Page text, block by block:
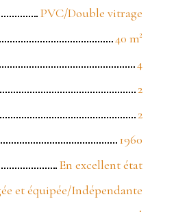
PVC/Double vitrage
40 m²
4
2
2
1960
En excellent état
et équipée/Indépendante